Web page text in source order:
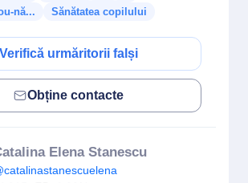
nă...
Sănătatea copilului
Verifică urmăritorii falși
Obține contacte
Elena Stanescu